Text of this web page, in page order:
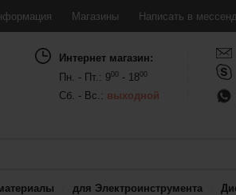
Магазины Написать в
Интернет магазин:
Пн. - Пт.: 900 - 1800
Сб. - Вс.: выходной
для Электроинструмента